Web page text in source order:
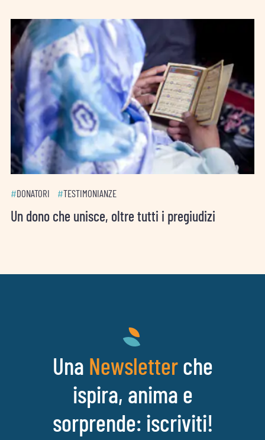
#DONATORI #TESTIMONIANZE
Un dono che unisce, oltre tutti i pregiudizi
Una Newsletterche
ispira, anima e
sorprende: iscriviti!